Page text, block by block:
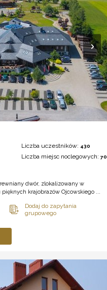
Liczba uczestników: 430
Liczba miejsc noclegowych:70
dwór, zlokalizowany w
krajobrazów Ojcowskiego ...